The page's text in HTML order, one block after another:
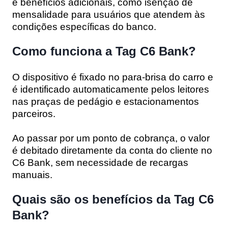
mensalidade para usuários que atendem às
condições específicas do banco.
Como funciona a Tag C6 Bank?
O dispositivo é fixado no para-brisa do carro e
é identificado automaticamente pelos leitores
nas praças de pedágio e estacionamentos
parceiros.
Ao passar por um ponto de cobrança, o valor
é debitado diretamente da conta do cliente no
C6 Bank, sem necessidade de recargas
manuais.
Quais são os benefícios da Tag C6
Bank?